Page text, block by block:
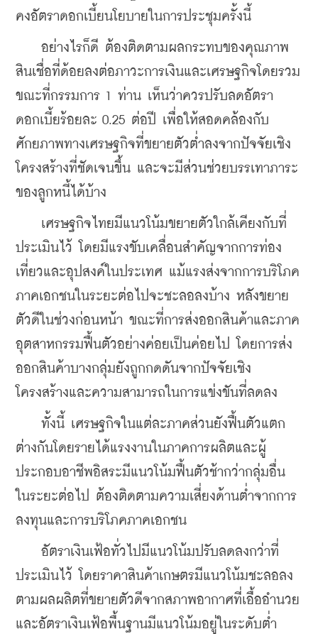
คงอัตราดอกเบี้ยนโยบายในการประชุมครั้งนี้
อย่างไรก็ดี ต้องติดตามผลกระทบของคุณภาพ
สินเชื่อที่ด้อยลงต่อภาวะการเงินและเศรษฐกิจโดยรวม
ขณะที่กรรมการ 1 ท่าน เห็นว่าควรปรับลดอัตรา
ดอกเบี้ยร้อยละ 0.25 ต่อปี เพื่อให้สอดคล้องกับ
ศักยภาพทางเศรษฐกิจที่ขยายตัวต่ำลงจากปัจจัยเชิง
โครงสร้างที่ชัดเจนขึ้น และจะมีส่วนช่วยบรรเทาภาระ
ของลูกหนี้ได้บ้าง
เศรษฐกิจไทยมีแนวโน้มขยายตัวใกล้เคียงกับที่
ประเมินไว้ โดยมีแรงขับเคลื่อนสำคัญจากการท่อง
เที่ยวและอุปสงค์ในประเทศ แม้แรงส่งจากการบริโภค
ภาคเอกชนในระยะต่อไปจะชะลอลงบ้าง หลังขยาย
ตัวดีในช่วงก่อนหน้า ขณะที่การส่งออกสินค้าและภาค
อุตสาหกรรมฟื้นตัวอย่างค่อยเป็นค่อยไป
โดยการส่ง
ออกสินค้าบางกลุ่มยังถูกกดดันจากปัจจัยเชิง
โครงสร้างและความสามารถในการแข่งขันที่ลดลง
ทั้งนี้ เศรษฐกิจในแต่ละภาคส่วนยังฟื้นตัวแตก
ต่างกันโดยรายได้แรงงานในภาคการผลิตและผู้
ประกอบอาชีพอิสระมีแนวโน้มฟื้นตัวช้ากว่ากลุ่มอื่น
ในระยะต่อไป ต้องติดตามความเสี่ยงด้านต่ำจากการ
ลงทุนและการบริโภคภาคเอกชน
อัตราเงินเฟ้อทั่วไปมีแนวโน้มปรับลดลงกว่าที่
ประเมินไว้ โดยราคาสินค้าเกษตรมีแนวโน้มชะลอลง
ตามผลผลิตที่ขยายตัวดีจากสภาพอากาศที่เอื้ออำนวย
และอัตราเงินเฟ้อพื้นฐานมีแนวโน้มอยู่ในระดับต่ำ